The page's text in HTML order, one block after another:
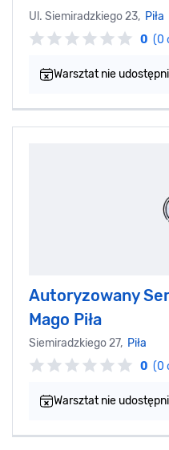
Ul. Siemiradzkiego 23, Piła
0 (0
Warsztat nie
Autoryzowany
Mago Piła
Siemiradzkiego 27, Piła
0 (0
Warsztat nie